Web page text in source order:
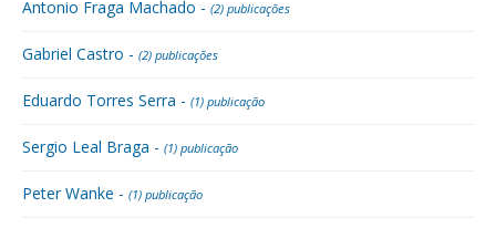
Antonio Fraga Machado - (2) publicações
Gabriel Castro - (2) publicações
Eduardo Torres Serra - (1) publicação
Sergio Leal Braga - (1) publicação
Peter Wanke - (1) publicação